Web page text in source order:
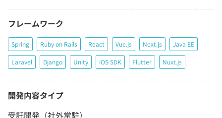
フレームワーク
Spring Ruby on Rails React Vue.js Next.js Java EE
Laravel Django Unity iOS SDK Flutter Nuxt.js
開発内容タイプ
受託開発（社外常駐）